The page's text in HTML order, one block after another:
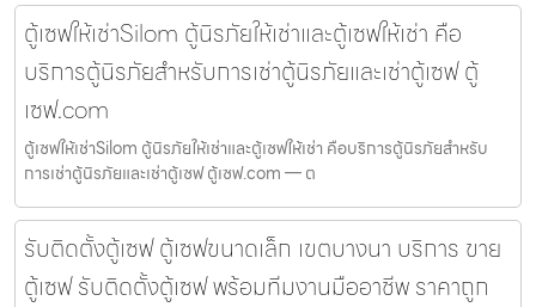
ตู้เซฟให้เช่าSilom ตู้นิรภัยให้เช่าและตู้เซฟให้เช่า คือ
บริการตู้นิรภัยสำหรับการเช่าตู้นิรภัยและเช่าตู้เซฟ ตู้
เซฟ.com
ตู้เซฟให้เช่าSilom ตู้นิรภัยให้เช่าและตู้เซฟให้เช่า คือบริการตู้นิรภัยสำหรับ
การเช่าตู้นิรภัยและเช่าตู้เซฟ ตู้เซฟ.com — ต
รับติดตั้งตู้เซฟ ตู้เซฟขนาดเล็ก เขตบางนา บริการ ขาย
ตู้เซฟ รับติดตั้งตู้เซฟ พร้อมทีมงานมืออาชีพ ราคาถูก